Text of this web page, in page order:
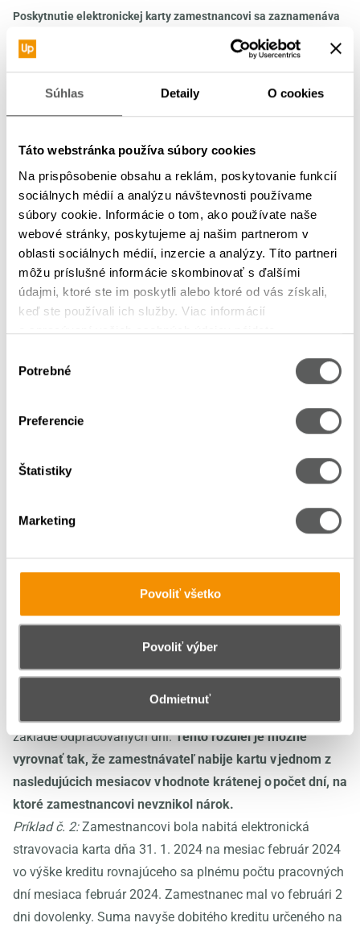
Súhlas Detaily O cookies
Táto webstránka používa súbory cookies
Na prispôsobenie obsahu a reklám, poskytovanie funkcií
sociálnych médií a analýzu návštevnosti používame
súbory cookie. Informácie o tom, ako používate naše
webové stránky, poskytujeme aj našim partnerom v
oblasti sociálnych médií, inzercie a analýzy. Títo partneri
môžu príslušné informácie skombinovať s ďalšími
údajmi, ktoré ste im poskytli alebo ktoré od vás získali,
keď ste používali ich služby. Viac informácií
o spracúvaní vašich osobných údajov nájdete
súhlasu
Potrebné
Preferencie
Štatistiky
Marketing
Povoliť všetko
Povoliť výber
Odmietnuť
Poskytnutie elektronickej karty zamestnancovi sa zaznamenáva
v podsúvahovej evidencii.
Odmena za nadobudnutie
elektronických kariet sa účtuje na účet
518 – Ostatné služby
stravovacej kartyzamestnanca, na základe ktorej účtovná
jednotka účtuje záväzok voči poskytovateľovi elektronickej
stravovacej karty v prospech účtu321 – Dodávateliana ťarchu
účtu:
527 AE – Zákonné sociálne náklady
suma 55 %
z hodnoty poskytnutého stravovania
527 AE – Zákonné sociálne nákladyv sume
stravného nad rámec Zákonníka práce a zároveň
z príjmov
prispieva zamestnancom na stravné nad rámec
výdavkom podľa ustanovení zákona o dani z príjmov
suma príspevku
335 – Pohľadávky voči zamestnancom
Zrážka zo mzdy zamestnanca sa účtuje na ťarchu účtu
súvzťažne v prospech účtu
Pohľadávky voči zamestnancom.
Aj v prípade elektronických stravovacích kariet môže
vzniknúť rozdiel medzi vopred poskytnutou sumou
základe odpracovaných dní.Tento rozdiel je možné
vyrovnať tak, že zamestnávateľ nabije kartu v jednom z
nasledujúcich mesiacov v hodnote krátenej o počet dní, na
ktoré zamestnancovi nevznikol nárok.
Príklad č. 2:Zamestnancovi bola nabitá elektronická
stravovacia karta dňa 31. 1. 2024 na mesiac február 2024
vo výške kreditu rovnajúceho sa plnému počtu pracovných
dní mesiaca február 2024. Zamestnanec mal vo februári 2
dni dovolenky. Suma navyše dobitého kreditu určeného na